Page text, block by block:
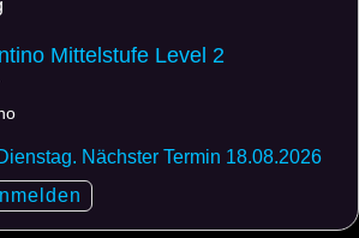
Mittelstufe Level 2
Nächster Termin 18.08.2026